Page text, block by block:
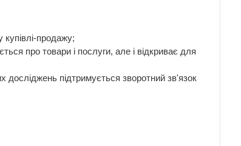
продажу;
про товари і послуги, але і відкриває для
досліджень підтримується зворотний зв'язок